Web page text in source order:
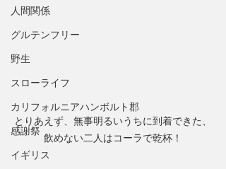
人間関係
グルテンフリー
野生
スローライフ
カリフォルニアハンボルト郡
感謝祭
イギリス
とりあえず、無事明るいうちに到着できた、
飲めない二人はコーラで乾杯！